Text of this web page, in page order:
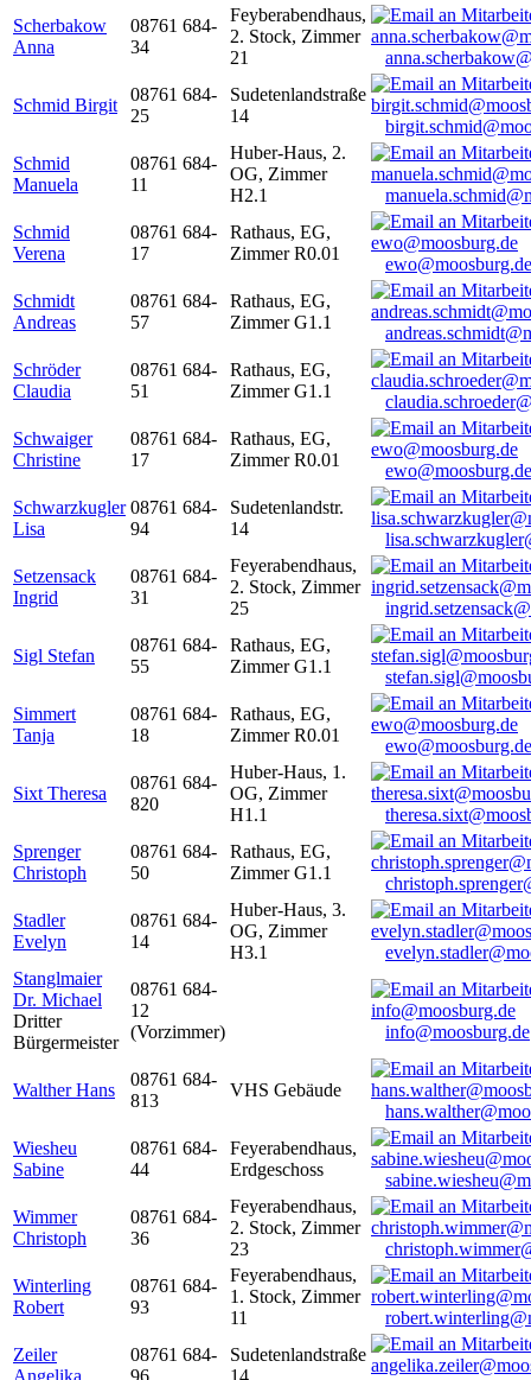
Scherbakow
Anna
08761 684-
34
Feyberabendhaus,
2. Stock, Zimmer
21
Schmid Birgit
08761 684-
25
Sudetenlandstraße
14
Schmid
Manuela
08761 684-
11
Huber-Haus, 2.
OG, Zimmer
H2.1
Schmid
Verena
08761 684-
17
Rathaus, EG,
Zimmer R0.01
ewo@moosburg.de
Schmidt
Andreas
08761 684-
57
Rathaus, EG,
Zimmer G1.1
Schröder
Claudia
08761 684-
51
Rathaus, EG,
Zimmer G1.1
Schwaiger
Christine
08761 684-
17
Rathaus, EG,
Zimmer R0.01
ewo@moosburg.de
Schwarzkugler
Lisa
08761 684-
94
Sudetenlandstr.
14
Setzensack
Ingrid
08761 684-
31
Feyerabendhaus,
2. Stock, Zimmer
25
Sigl Stefan
08761 684-
55
Rathaus, EG,
Zimmer G1.1
Simmert
Tanja
08761 684-
18
Rathaus, EG,
Zimmer R0.01
ewo@moosburg.de
Sixt Theresa
08761 684-
820
Huber-Haus, 1.
OG, Zimmer
H1.1
Sprenger
Christoph
08761 684-
50
Rathaus, EG,
Zimmer G1.1
Stadler
Evelyn
08761 684-
14
Huber-Haus, 3.
OG, Zimmer
H3.1
Stanglmaier
Dr. Michael
Dritter
Bürgermeister
08761 684-
12
(Vorzimmer)
info@moosburg.de
Walther Hans
08761 684-
813
VHS Gebäude
Wiesheu
Sabine
08761 684-
44
Feyerabendhaus,
Erdgeschoss
Wimmer
Christoph
08761 684-
36
Feyerabendhaus,
2. Stock, Zimmer
23
Winterling
Robert
08761 684-
93
Feyerabendhaus,
1. Stock, Zimmer
11
Zeiler
Angelika
08761 684-
96
Sudetenlandstraße
14